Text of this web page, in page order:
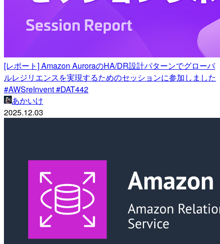
[レポート] Amazon AuroraのHA/DR設計パターンでグローバ
ルレジリエンスを実現するためのセッションに参加しました
#AWSreInvent #DAT442
あかいけ
2025.12.03